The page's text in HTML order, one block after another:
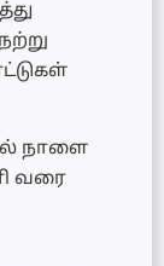
நாளை
வரை